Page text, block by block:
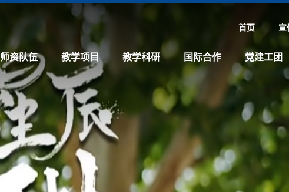
宣
首页
师资队伍 教学项目 教学科研 国际合作 党建工团